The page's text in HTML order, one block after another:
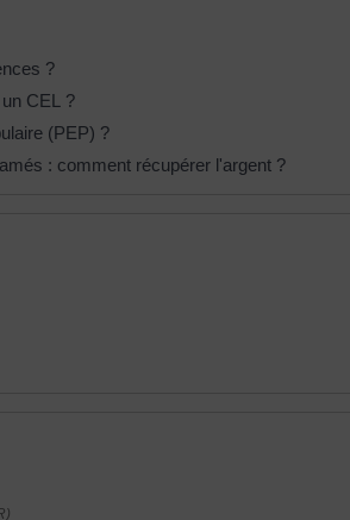
?
CEL ?
(PEP) ?
: comment récupérer l'argent ?